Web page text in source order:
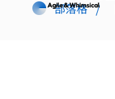
部落格 /